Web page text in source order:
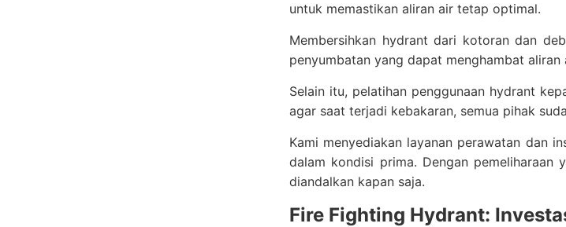
untuk memastikan aliran air tetap optimal.
Membersihkan hydrant dari kotoran dan
penyumbatan yang dapat menghambat aliran
Selain itu, pelatihan penggunaan hydrant
agar saat terjadi kebakaran, semua pihak
Kami menyediakan layanan perawatan dan
dalam kondisi prima. Dengan
diandalkan kapan saja.
Fire Fighting Hydrant: